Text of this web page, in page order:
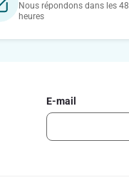
Nous répondons dans les 48
heures
E-mail